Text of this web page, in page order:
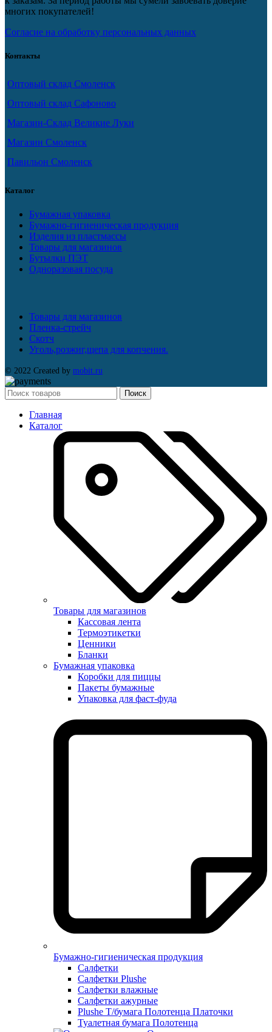
многих покупателей!
Согласие на обработку персональных данных
Контакты
Оптовый склад Смоленск
Оптовый склад Сафоново
Магазин-Склад Великие Луки
Магазин Смоленск
Павильон Смоленск
Каталог
Бумажная упаковка
Бумажно-гигиеническая продукция
Изделия из пластмассы
Товары для магазинов
Бутылки ПЭТ
Одноразовая посуда
Товары для магазинов
Пленка-стрейч
Скотч
Уголь,розжиг,щепа для копчения.
© 2022 Created by mobit.ru
Поиск
Главная
Каталог
Товары для магазинов
Кассовая лента
Термоэтикетки
Ценники
Бланки
Бумажная упаковка
Коробки для пиццы
Пакеты бумажные
Упаковка для фаст-фуда
Бумажно-гигиеническая продукция
Салфетки
Салфетки Plushe
Салфетки влажные
Салфетки ажурные
Plushe Т/бумага Полотенца Платочки
Туалетная бумага Полотенца